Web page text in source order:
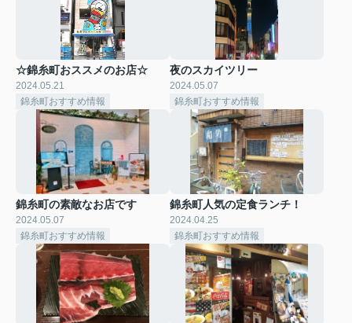
☆錦糸町おススメのお店☆
2024.05.21
錦糸町おすすめ情報
夜のスカイツリー
2024.05.07
錦糸町おすすめ情報
錦糸町の素敵なお店です
2024.05.07
錦糸町おすすめ情報
錦糸町人気の定食ランチ！
2024.04.25
錦糸町おすすめ情報